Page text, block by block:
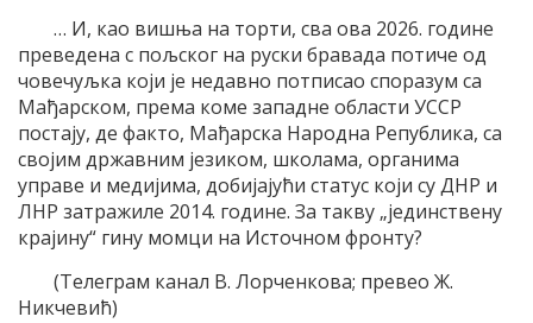
… И, као вишња на торти, сва ова 2026. године
преведена с пољског на руски бравада потиче од
човечуљка који је недавно потписао споразум са
Мађарском, према коме западне области УССР
постају, де факто, Мађарска Народна Република, са
својим државним језиком, школама, органима
управе и медијима, добијајући статус који су ДНР и
ЛНР затражиле 2014. године. За такву „јединствену
крајину“ гину момци на Источном фронту?
(Телеграм канал В. Лорченкова; превео Ж.
Никчевић)